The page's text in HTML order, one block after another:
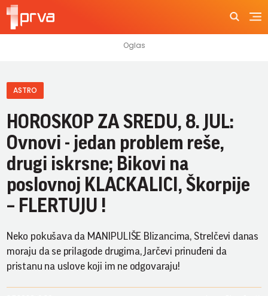
ASTRO
HOROSKOP ZA SREDU, 8. JUL:
Ovnovi - jedan problem reše,
drugi iskrsne; Bikovi na
poslovnoj KLACKALICI, Škorpije
– FLERTUJU !
Neko pokušava da MANIPULIŠE Blizancima, Strelčevi danas
moraju da se prilagode drugima, Jarčevi prinuđeni da
pristanu na uslove koji im ne odgovaraju!